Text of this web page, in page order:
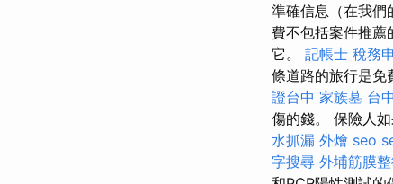
準確信息（在我們
費不包括案件推薦
它。 記帳士 稅務
條道路的旅行是免
證台中 家族墓 台
傷的錢。 保險人
水抓漏 外燴 seo
字搜尋 外埔筋膜